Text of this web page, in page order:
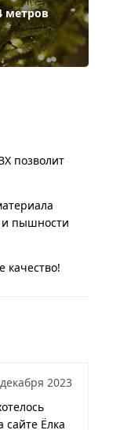
метров
позволит
и пышности
качество!
2023
Ёлка